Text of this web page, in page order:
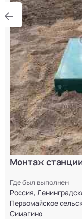
Монтаж
Где был выполнен
Россия,
Первомайское
Симагино